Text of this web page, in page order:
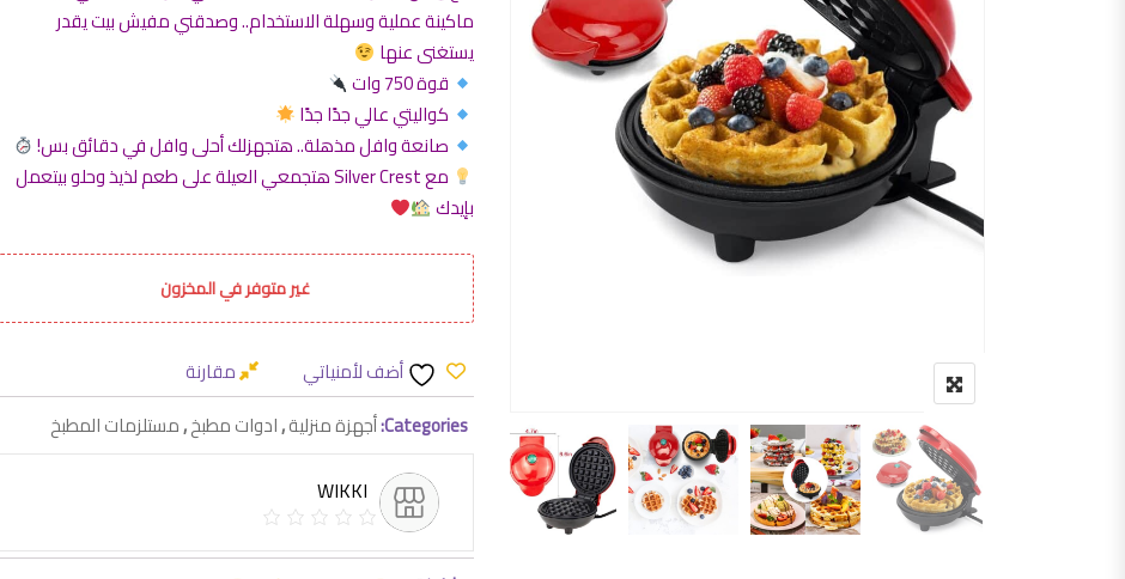
ماكينة عملية وسهلة الاستخدام.. وصدقني مفيش بيت يقدر
يستغنى عنها
قوة 750 وات
كواليتي عالي جدًا جدًا
صانعة وافل مذهلة.. هتجهزلك أحلى وافل في دقائق بس!
مع Silver Crest هتجمعي العيلة على طعم لذيذ وحلو بيتعمل
بإيدك
غير متوفر في المخزون
أضف لأمنياتي
مقارنة
Categories: أجهزة منزلية,ادوات مطبخ,مستلزمات المطبخ
WIKKI